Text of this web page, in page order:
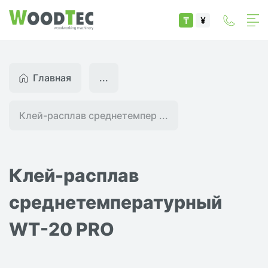
₸ ¥
Главная
Клей-расплав среднетемпер ...
...
Клей-расплав
среднетемпературный
WT-20 PRO